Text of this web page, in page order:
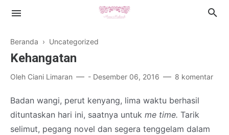
Islamic Lifestyle
Book Review
Beranda › Uncategorized
Kehangatan
Oleh Ciani Limaran - Desember 06, 2016 8 komentar
Badan wangi, perut kenyang, lima waktu berhasil
dituntaskan hari ini, saatnya untuk me time. Tarik
selimut, pegang novel dan segera tenggelam dalam